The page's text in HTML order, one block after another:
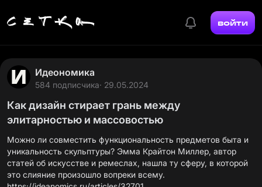
войти
Идеономика
584 подписчика· 29.05.2024
Как дизайн стирает грань между
элитарностью и массовостью
Можно ли совместить функциональность предметов быта и
уникальность скульптуры? Эмма Крайтон Миллер, автор
статей об искусстве и ремеслах, нашла ту сферу, в которой